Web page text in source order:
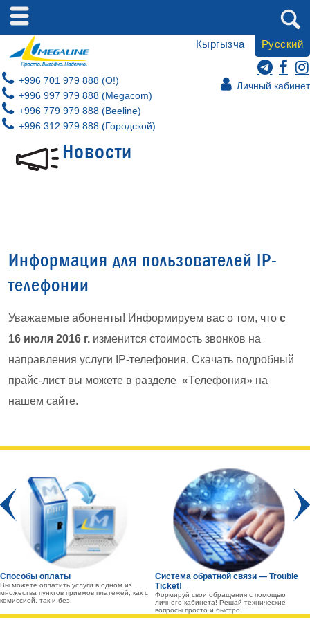
Личный кабинет
+996 701 979 888 (O!)
+996 997 979 888 (Megacom)
+996 779 979 888 (Beeline)
+996 312 979 888 (Городской)
Кыргызча Русский
Новости
Информация для пользователей IP-
телефонии
Уважаемые абоненты! Информируем вас о том, что с
16 июля 2016 г. изменится стоимость звонков на
направления услуги IP-телефония. Скачать подробный
прайс-лист вы можете в разделе «Телефония» на
нашем сайте.
Способы оплаты
Вы можете оплатить услуги в одном из
множества пунктов приемов платежей, как с
комиссией, так и без.
Система обратной связи — Trouble
Ticket!
Формируй свои обращения с помощью
личного кабинета! Решай технические
вопросы просто и быстро!